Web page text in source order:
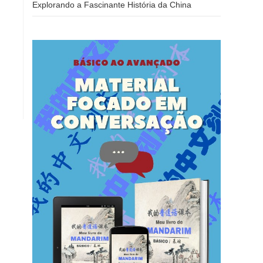
Explorando a Fascinante História da China